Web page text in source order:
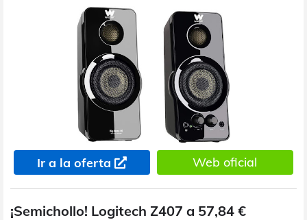
Ir a la oferta Web oficial
¡Semichollo! Logitech Z407 a 57,84 €